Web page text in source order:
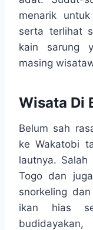
menarik
serta terlihat
kain sarung
masing
Wisata Di
Belum sah
ke Wakatobi
lautnya.
Togo dan
snorkeling
ikan hias
budidayakan,